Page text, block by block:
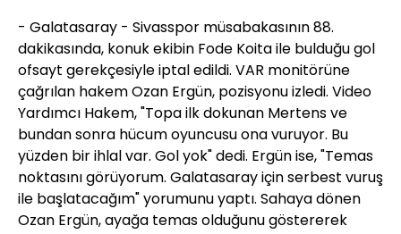
- Galatasaray - Sivasspor müsabakasının 88.
dakikasında, konuk ekibin Fode Koita ile bulduğu gol
ofsayt gerekçesiyle iptal edildi. VAR monitörüne
çağrılan hakem Ozan Ergün, pozisyonu izledi. Video
Yardımcı Hakem, "Topa ilk dokunan Mertens ve
bundan sonra hücum oyuncusu ona vuruyor. Bu
yüzden bir ihlal var. Gol yok" dedi. Ergün ise, "Temas
noktasını görüyorum. Galatasaray için serbest vuruş
ile başlatacağım" yorumunu yaptı. Sahaya dönen
Ozan Ergün, ayağa temas olduğunu göstererek